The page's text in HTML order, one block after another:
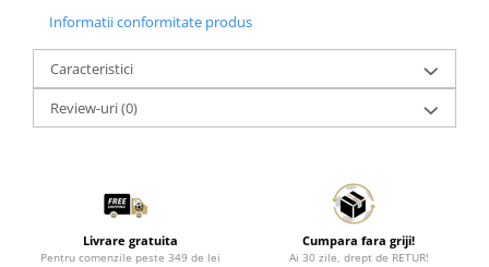
Informatii conformitate produs
Caracteristici
Review-uri(0)
Livrare gratuita
Pentru comenzile peste 349 de lei
Cumpara fara griji!
Ai 30 zile, drept de RETUR!